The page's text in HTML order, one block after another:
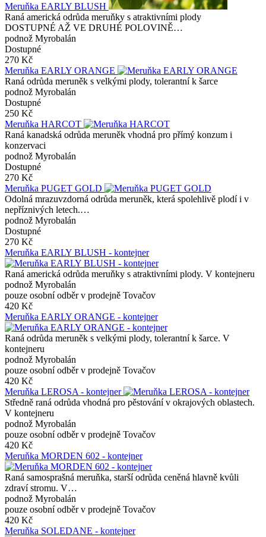
Meruňka EARLY BLUSH
Raná americká odrůda meruňky s atraktivními plody
DOSTUPNÉ AŽ VE DRUHÉ POLOVINĚ…
podnož Myrobalán
Dostupné
270 Kč
Meruňka EARLY ORANGE
Raná odrůda meruněk s velkými plody, tolerantní k šarce
podnož Myrobalán
Dostupné
250 Kč
Meruňka HARCOT
Raná kanadská odrůda meruněk vhodná pro přímý konzum i
konzervaci
podnož Myrobalán
Dostupné
270 Kč
Meruňka PUGET GOLD
Odolná mrazuvzdorná odrůda meruněk, která spolehlivě plodí i v
nepříznivých letech.…
podnož Myrobalán
Dostupné
270 Kč
Meruňka EARLY BLUSH - kontejner
Raná americká odrůda meruňky s atraktivními plody. V kontejneru
podnož Myrobalán
pouze osobní odběr v prodejně Tovačov
420 Kč
Meruňka EARLY ORANGE - kontejner
Raná odrůda meruněk s velkými plody, tolerantní k šarce. V
kontejneru
podnož Myrobalán
pouze osobní odběr v prodejně Tovačov
420 Kč
Meruňka LEROSA - kontejner
Středně raná odrůda vhodná pro pěstování v okrajových oblastech.
V kontejneru
podnož Myrobalán
pouze osobní odběr v prodejně Tovačov
420 Kč
Meruňka MORDEN 602 - kontejner
Raná samosprašná meruňka, starší odrůda ceněná hlavně kvůli
zdraví stromu. V…
podnož Myrobalán
pouze osobní odběr v prodejně Tovačov
420 Kč
Meruňka SOLEDANE - kontejner